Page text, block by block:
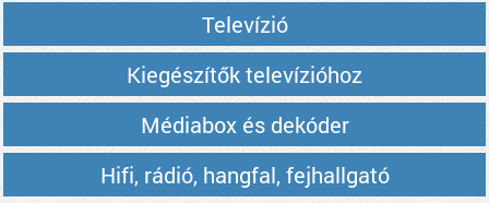
Televízió
Kiegészítők televízióhoz
Médiabox és dekóder
Hifi, rádió, hangfal, fejhallgató